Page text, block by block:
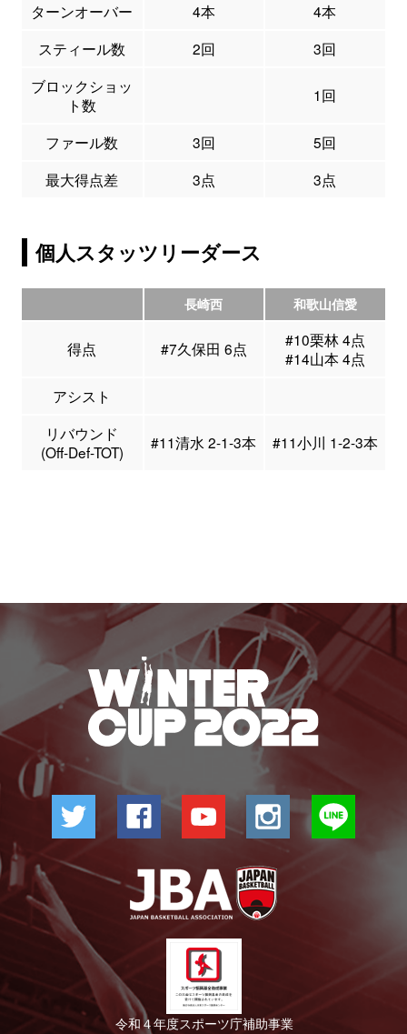
ターンオーバー 4本
4本
スティール数
2回
3回
ブロックショッ
ト数
1回
ファール数 3回
5回
最大得点差
3点 3点
個人スタッツリーダース
長崎西 和歌山信愛
得点 #7久保田 6点
#10栗林 4点
#14山本 4点
アシスト
リバウンド
(Off-Def-TOT)
#11清水 2-1-3本 #11小川 1-2-3本
令和４年度スポーツ庁補助事業